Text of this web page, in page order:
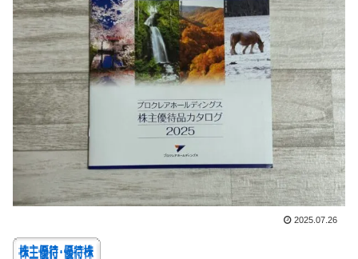
2025.07.26